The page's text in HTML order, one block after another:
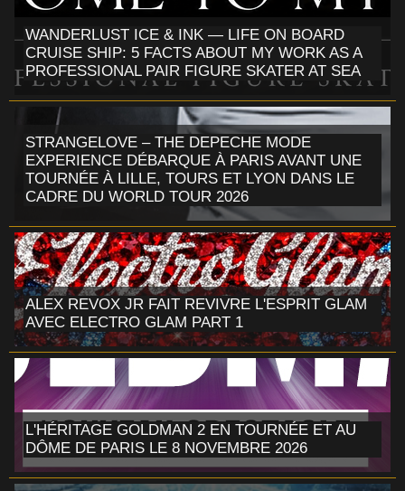
WANDERLUST ICE & INK — LIFE ON BOARD
CRUISE SHIP: 5 FACTS ABOUT MY WORK AS A
PROFESSIONAL PAIR FIGURE SKATER AT SEA
STRANGELOVE – THE DEPECHE MODE
EXPERIENCE DÉBARQUE À PARIS AVANT UNE
TOURNÉE À LILLE, TOURS ET LYON DANS LE
CADRE DU WORLD TOUR 2026
ALEX REVOX JR FAIT REVIVRE L'ESPRIT GLAM
AVEC ELECTRO GLAM PART 1
L'HÉRITAGE GOLDMAN 2 EN TOURNÉE ET AU
DÔME DE PARIS LE 8 NOVEMBRE 2026